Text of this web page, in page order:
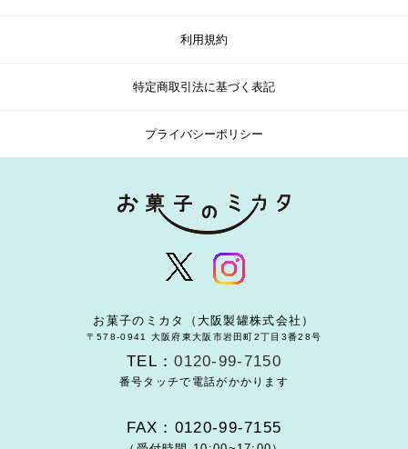
利用規約
特定商取引法に基づく表記
プライバシーポリシー
お菓子のミカタ（大阪製罐株式会社）
〒578-0941 大阪府東大阪市岩田町2丁目3番28号
TEL：0120-99-7150
番号タッチで電話がかかります
FAX：0120-99-7155